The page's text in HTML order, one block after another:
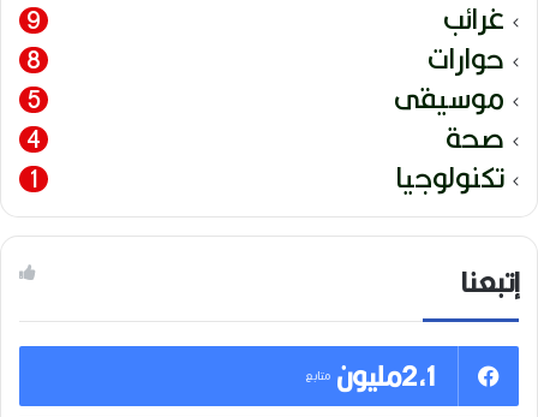
غرائب 9
حوارات 8
موسيقى 5
صحة 4
تكنولوجيا 1
إتبعنا
2,1مليون
متابع